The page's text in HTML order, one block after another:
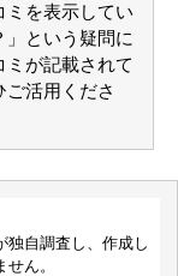
たので受講してよ
ました。
勉強できて良い思
が、最高450点まで
ミを表示してい
」という疑問に
が記載されて
活用くださ
独自調査し、作成し
ん。